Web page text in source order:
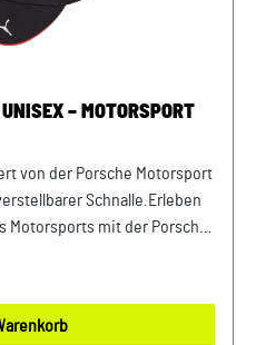
im Trockner trocknen,
Verkauf und Versand
– MOTORSPORT
von der Porsche Motorsport
Schnalle.Erleben
Motorsports mit der Porsche
spüren Sie den
und gebrandete
und Sponsorenaufdruck